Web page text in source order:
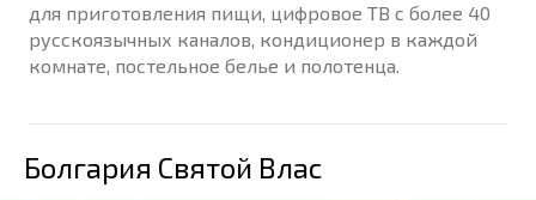
для приготовления пищи, цифровое ТВ с более 40
русскоязычных каналов, кондиционер в каждой
комнате, постельное белье и полотенца.
Болгария Святой Влас